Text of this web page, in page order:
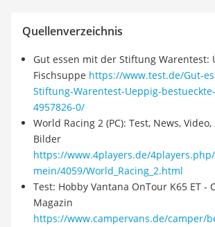
Quellenverzeichnis
Gut essen mit der Stiftung Warentest:
Fischsuppe https://www.test.de/Gut-
Stiftung-Warentest-Ueppig-
4957826-0/
World Racing 2 (PC): Test, News,
Bilder
https://www.4players.de/
mein/4059/World_Racing_2.html
Test: Hobby Vantana OnTour K65 ET -
Magazin
https://www.campervans.de/camper/